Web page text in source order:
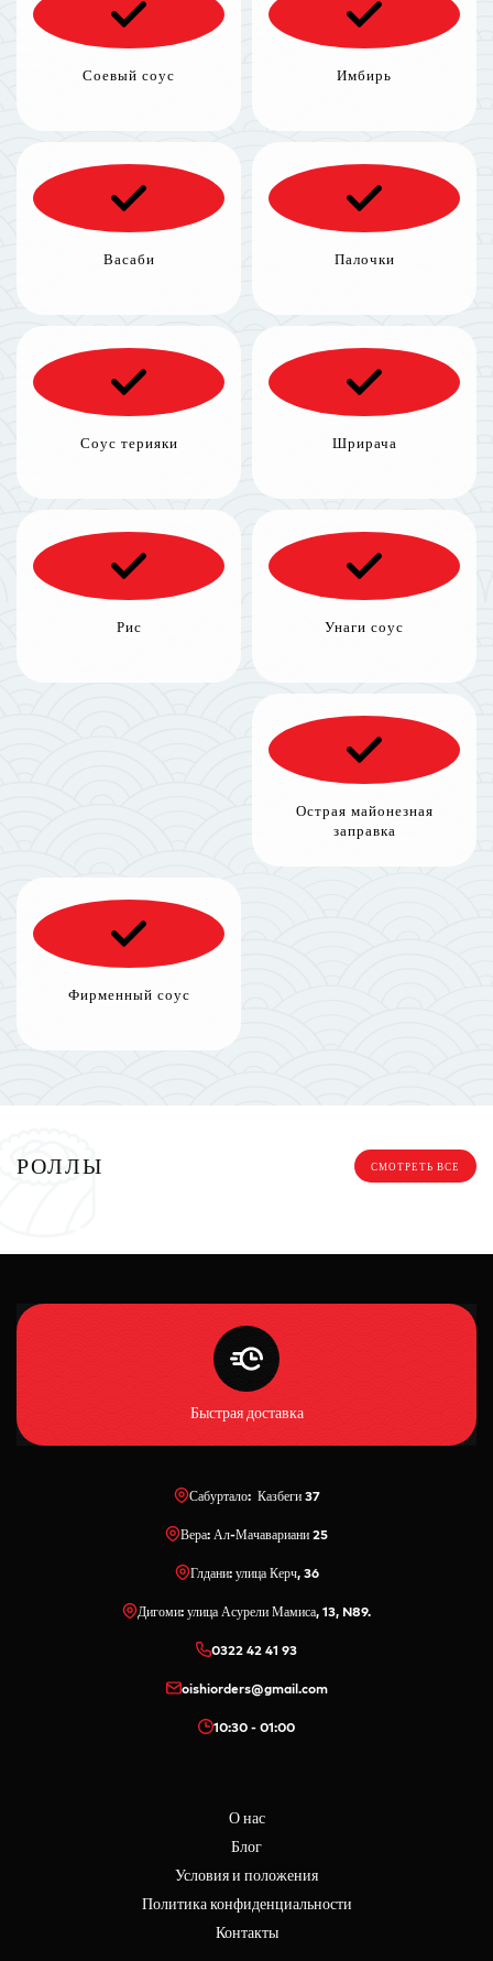
Соевый соус Имбирь
Васаби Палочки
Соус терияки Шрирача
Рис Унаги соус
Острая майонезная
заправка
Фирменный соус
РОЛЛЫ СМОТРЕТЬ ВСЕ
Быстрая доставка
Сабуртало: Казбеги 37
Вера: Ал-Мачавариани 25
Глдани: улица Керч, 36
Дигоми: улица Асурели Мамиса, 13, N89.
0322 42 41 93
oishiorders@gmail.com
10:30 - 01:00
О нас
Блог
Условия и положения
Политика конфиденциальности
Контакты